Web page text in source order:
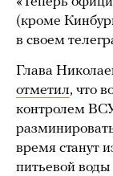
(кроме
в своем
Глава
отметил, что
контролем
время станут
питьевой